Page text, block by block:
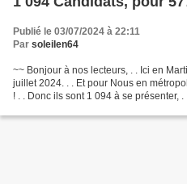
Publié le 03/07/2024 à 22:11
Par soleilen64
~~ Bonjour à nos lecteurs, . . Ici en
juillet 2024. . . Et pour Nous en
! . . Donc ils sont 1 094 à se présenter,